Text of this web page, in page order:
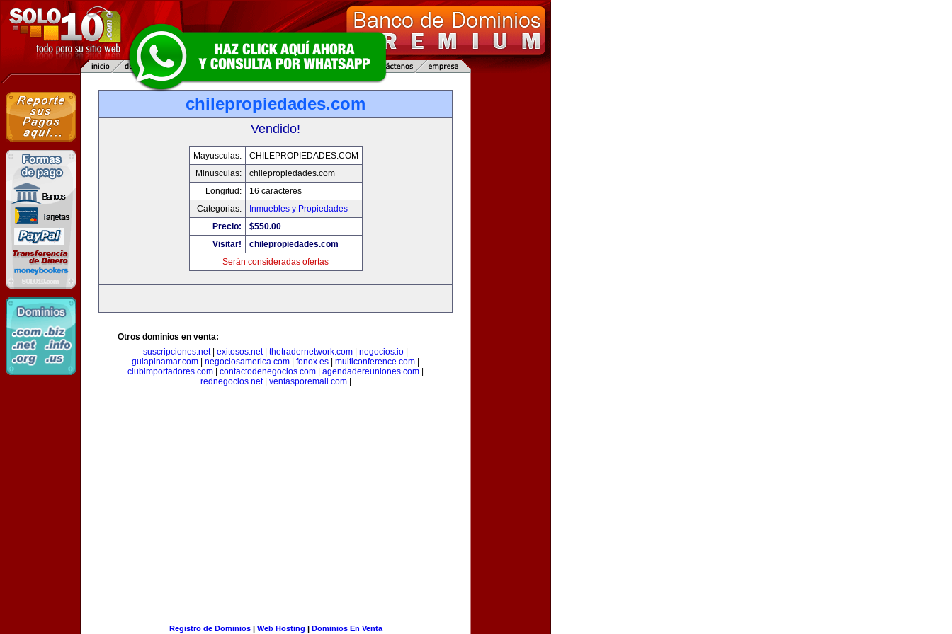
chilepropiedades.com
Vendido!
Mayusculas:
CHILEPROPIEDADES.COM
Minusculas:
chilepropiedades.com
Longitud:
16 caracteres
Categorias:
Inmuebles y Propiedades
Precio:
$550.00
Visitar!
chilepropiedades.com
Serán consideradas ofertas
Otros dominios en venta:
suscripciones.net| exitosos.net| thetradernetwork.com negocios.io
guiapinamar.com
negociosamerica.com fonox.es multiconference.com
clubimportadores.com
contactodenegocios.com agendadereuniones.com
rednegocios.net| ventasporemail.com|
Registro de Dominios| Web Hosting | Dominios En Venta